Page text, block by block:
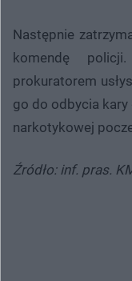
Następnie
komendę
prokuratorem
go do odbycia kary
narkotykowej
Źródło: inf. pras.